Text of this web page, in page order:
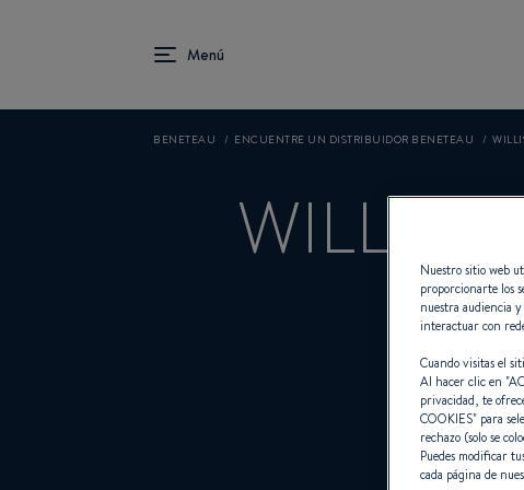
BENETEAU ENCUENTRE UN DISTRIBUIDOR BENETEAU
WILLISNuestro sitio web
proporcionarte los
nuestra audiencia
interactuar con
Cuando visitas el
Al hacer clic en "
privacidad, te
COOKIES" para
rechazo (solo se
Puedes modificar
cada página de